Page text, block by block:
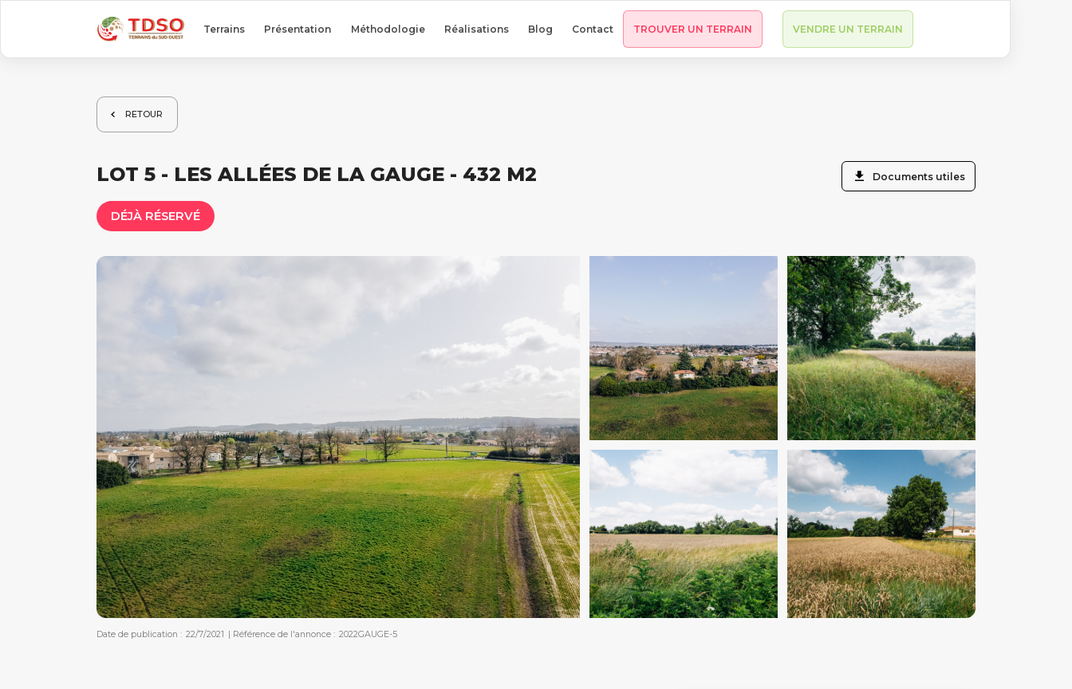
Terrains Présentation Méthodologie Réalisations Blog Contact TROUVER UN TERRAIN VENDRE UN TERRAIN
RETOUR
LOT 5 - LES ALLÉES DE LA GAUGE - 432 M2
DÉJÀ RÉSERVÉ
Documents utiles
Date de publication : 22/7/2021 | Référence de l'annonce : 2022GAUGE-5